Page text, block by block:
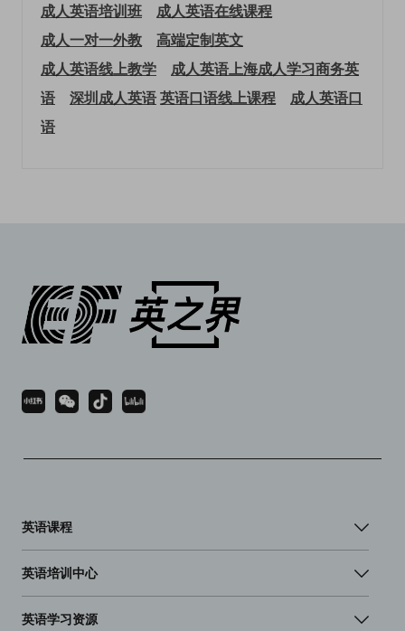
成人英语培训班
成人英语在线课程
成人一对一外教
高端定制英文
成人英语线上教学
成人英语上海成人学习商务英
语
深圳成人英语英语口语线上课程
成人英语口
语
英语课程
英语培训中心
英语学习资源